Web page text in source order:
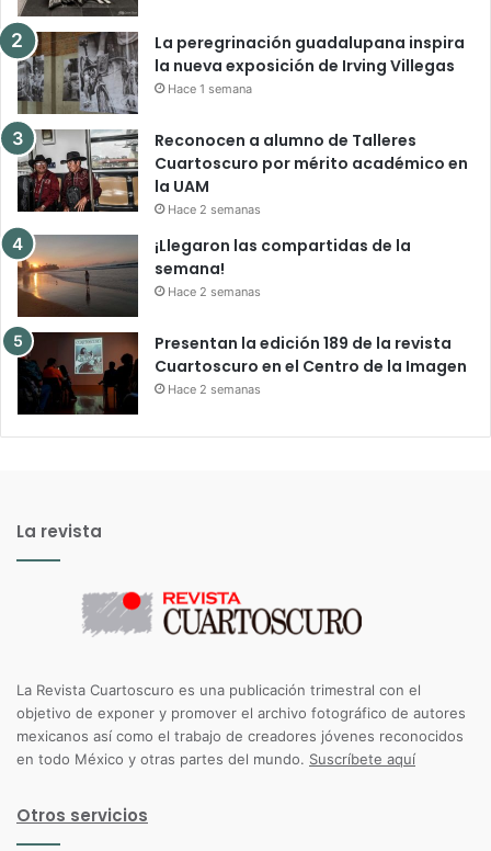
La peregrinación guadalupana inspira
la nueva exposición de Irving Villegas
Hace 1 semana
Reconocen a alumno de Talleres
Cuartoscuro por mérito académico en
la UAM
Hace 2 semanas
¡Llegaron las compartidas de la
semana!
Hace 2 semanas
Presentan la edición 189 de la revista
Cuartoscuro en el Centro de la Imagen
Hace 2 semanas
La revista
La Revista Cuartoscuro es una publicación trimestral con el
objetivo de exponer y promover el archivo fotográfico de autores
mexicanos así como el trabajo de creadores jóvenes reconocidos
en todo México y otras partes del mundo. Suscríbete aquí
Otros servicios